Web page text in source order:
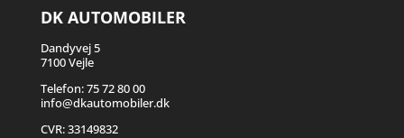
DK AUTOMOBILER
Dandyvej 5
7100 Vejle
Telefon: 75 72 80 00
info@dkautomobiler.dk
CVR: 33149832